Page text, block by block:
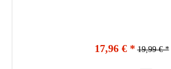
17,96 € * 19,99 € *